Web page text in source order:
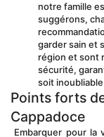
notre famille
suggérons,
garder sain et
région et sont
sécurité,
soit
Points forts
Cappadoce